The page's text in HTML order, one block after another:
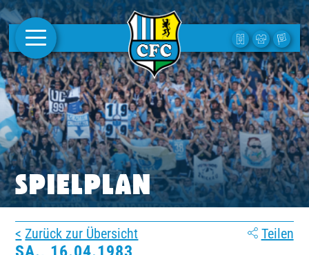
AKTUELLES
1. MANNSCHAFT
FRAUEN
CAMPUS
CLUB
CLUBMITGLIEDSCHAFT
SPIELPLAN
Zurück zur Übersicht Teilen